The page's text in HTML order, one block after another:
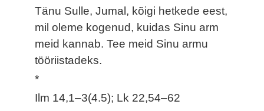
Tänu Sulle, Jumal, kõigi hetkede eest,
mil oleme kogenud, kuidas Sinu arm
meid kannab. Tee meid Sinu armu
tööriistadeks.
*
Ilm 14,1–3(4.5); Lk 22,54–62